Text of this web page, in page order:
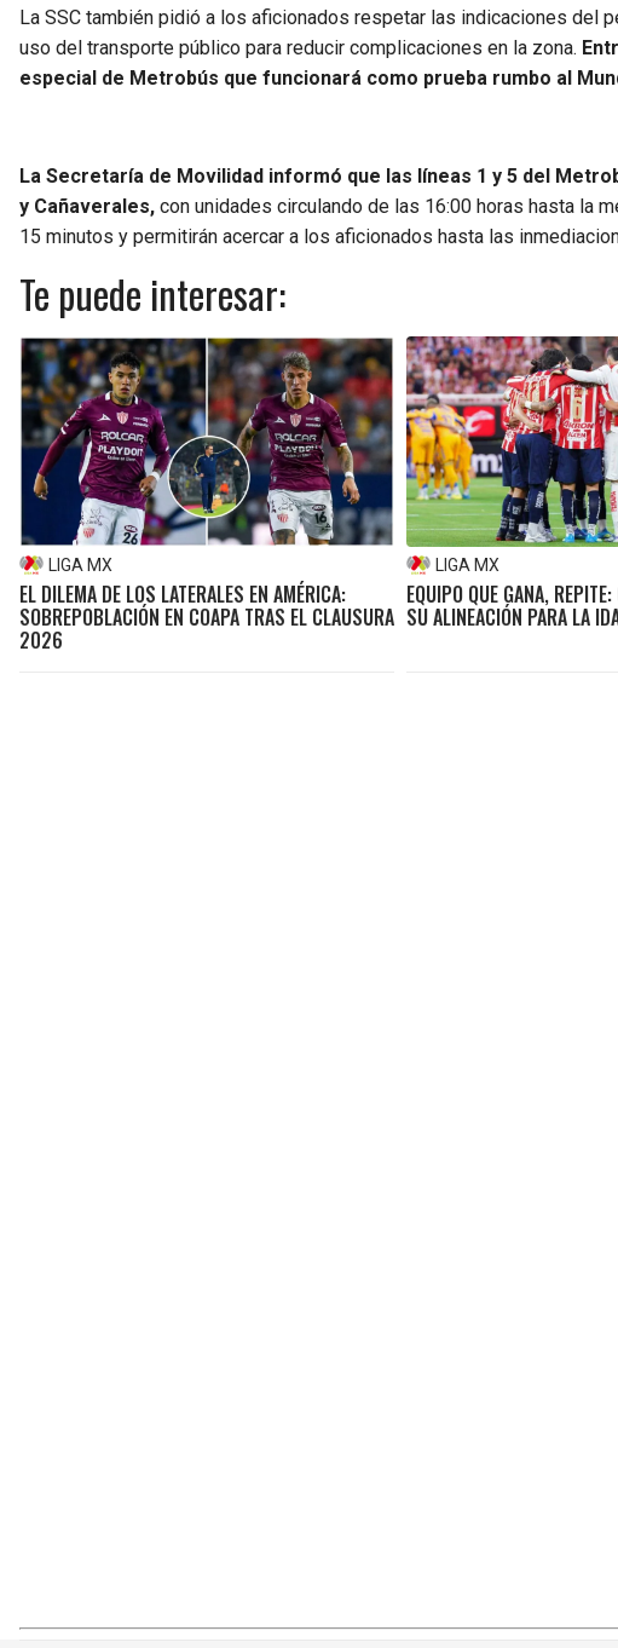
La SSC también pidió a los aficionados respetar las indicaciones del
uso del transporte público para reducir complicaciones en la zona.
especial de Metrobús que funcionará como prueba rumbo al
La Secretaría de Movilidad informó que las líneas 1 y 5 del
y Cañaverales, con unidades circulando de las 16:00 horas hasta la
15 minutos y permitirán acercar a los aficionados hasta las
Te puede interesar:
LIGA MX
EL DILEMA DE LOS LATERALES EN AMÉRICA:
SOBREPOBLACIÓN EN COAPA TRAS EL CLAUSURA
2026
LIGA MX
EQUIPO QUE GANA,
SU ALINEACIÓN PARA LA